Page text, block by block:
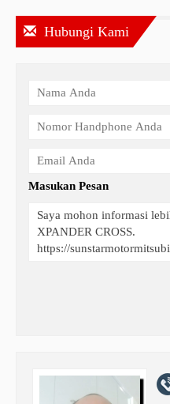
Hubungi Kami
Masukan Pesan